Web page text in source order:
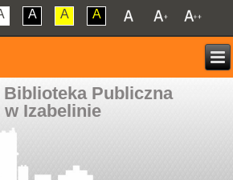
A A A
Biblioteka Publiczna
w Izabelinie